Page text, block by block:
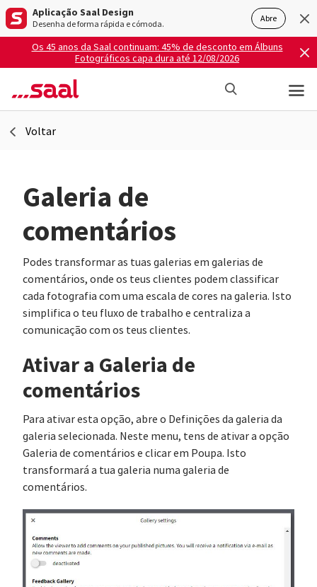
Aplicação Saal Design
Desenha de forma rápida e cómoda. Abre
Os 45 anos da Saal continuam: 45% de desconto em Álbuns
Fotográficos capa dura até 12/08/2026
Voltar
Galeria de
comentários
Podes transformar as tuas galerias em galerias de
comentários, onde os teus clientes podem classificar
cada fotografia com uma escala de cores na galeria. Isto
simplifica o teu fluxo de trabalho e centraliza a
comunicação com os teus clientes.
Ativar a Galeria de
comentários
Para ativar esta opção, abre o Definições da galeria da
galeria selecionada. Neste menu, tens de ativar a opção
Galeria de comentários e clicar em Poupa. Isto
transformará a tua galeria numa galeria de
comentários.